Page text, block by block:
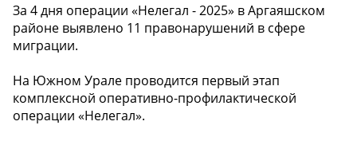
За 4 дня операции «Нелегал - 2025» в Аргаяшском
районе выявлено 11 правонарушений в сфере
миграции.
На Южном Урале проводится первый этап
комплексной оперативно-профилактической
операции «Нелегал».